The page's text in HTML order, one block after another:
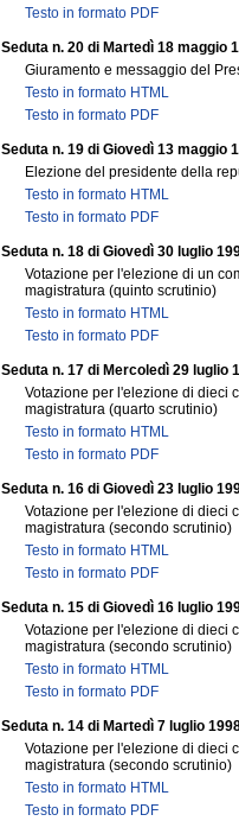
Testo in formato PDF
Seduta n. 20 di Martedì 18 maggio
Giuramento e messaggio del
Testo in formato HTML
Testo in formato PDF
Seduta n. 19 di Giovedì 13 maggio
Elezione del presidente della
Testo in formato HTML
Testo in formato PDF
Seduta n. 18 di Giovedì 30 luglio
Votazione per l'elezione di un
magistratura (quinto scrutinio)
Testo in formato HTML
Testo in formato PDF
Seduta n. 17 di Mercoledì 29 luglio
Votazione per l'elezione di dieci
magistratura (quarto scrutinio)
Testo in formato HTML
Testo in formato PDF
Seduta n. 16 di Giovedì 23 luglio
Votazione per l'elezione di dieci
magistratura (secondo scrutinio)
Testo in formato HTML
Testo in formato PDF
Seduta n. 15 di Giovedì 16 luglio
Votazione per l'elezione di dieci
magistratura (secondo scrutinio)
Testo in formato HTML
Testo in formato PDF
Seduta n. 14 di Martedì 7 luglio
Votazione per l'elezione di dieci
magistratura (secondo scrutinio)
Testo in formato HTML
Testo in formato PDF